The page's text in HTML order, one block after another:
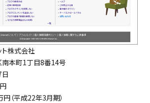
ト株式会社
南本町1丁目8番14号
（平成22年3月期）